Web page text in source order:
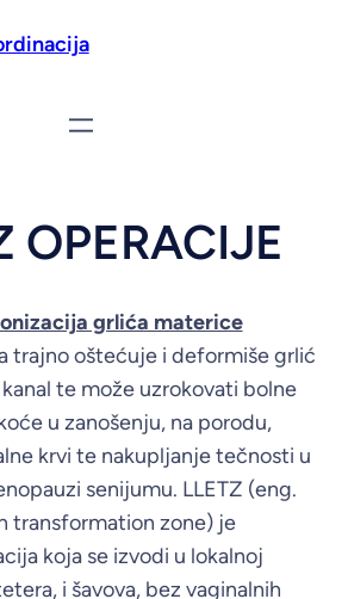
OPERACIJE
grlića materice
trajno oštećuje i deformiše grlić
te može uzrokovati bolne
u zanošenju, na porodu,
krvi te nakupljanje tečnosti u
senijumu. LLETZ (eng.
transformation zone) je
koja se izvodi u lokalnoj
i šavova, bez vaginalnih